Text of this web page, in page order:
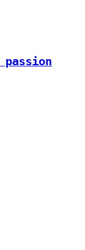
passion